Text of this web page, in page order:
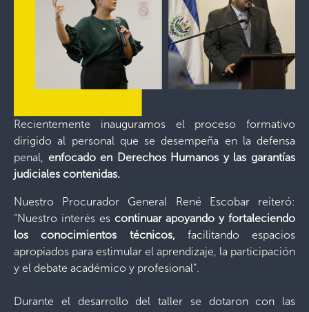
Recientemente inauguramos el proceso formativo
dirigido al personal que se desempeña en la defensa
penal, enfocado en Derechos Humanos y las garantías
judiciales contenidas.
Nuestro Procurador General René Escobar reiteró:
“Nuestro interés es continuar apoyando y fortaleciendo
los conocimientos técnicos,facilitando espacios
apropiados para estimular el aprendizaje, la participación
y el debate académico y profesional”.
Durante el desarrollo del taller se dotaron con las